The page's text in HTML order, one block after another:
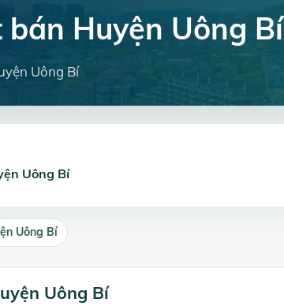
bán Huyện Uông Bí
Uông Bí
Uông Bí
Uông Bí
Uông Bí